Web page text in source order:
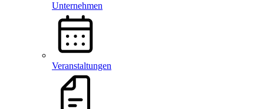
Unternehmen
Veranstaltungen